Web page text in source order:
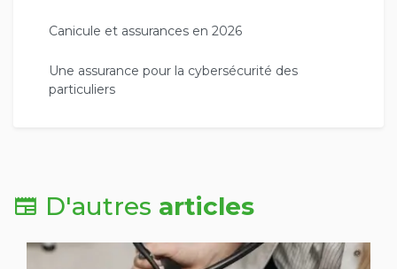
Canicule et assurances en 2026
Une assurance pour la cybersécurité des
particuliers
D'autres articles